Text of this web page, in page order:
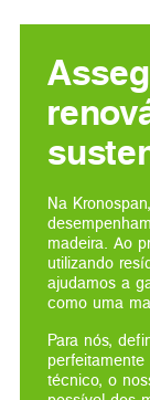
Na
madeira​. Ao
utilizando
ajudamos a
como uma
Para nós,
técnico, o